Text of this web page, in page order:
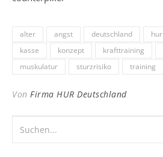
alter angst deutschland hur
kasse
konzept krafttraining
muskulatur
sturzrisiko training
Von Firma HUR Deutschland